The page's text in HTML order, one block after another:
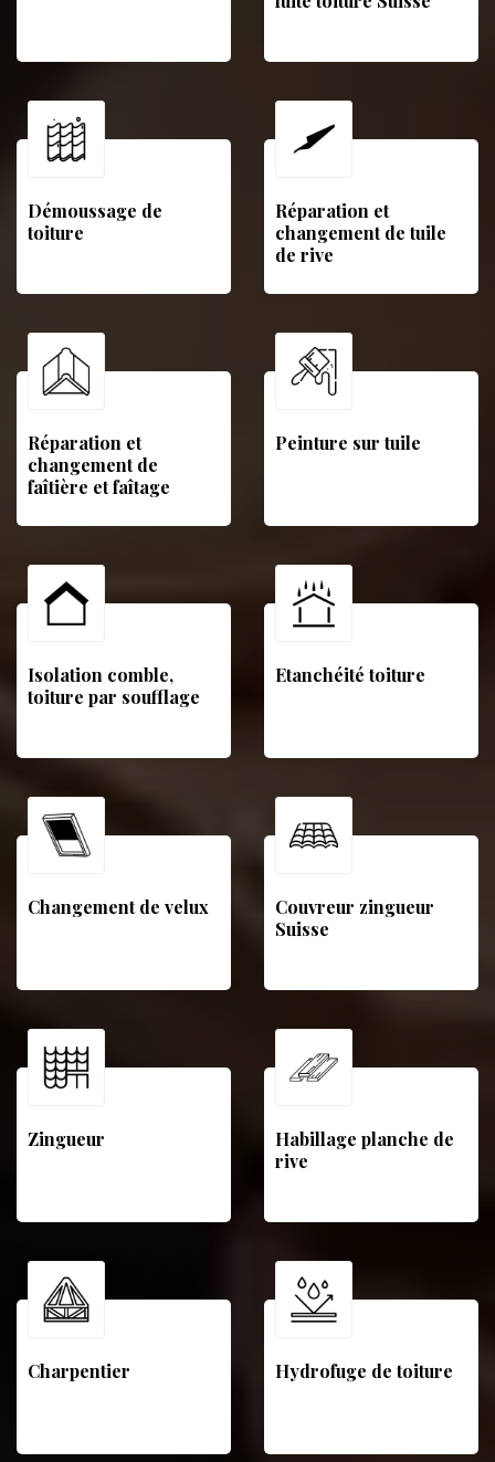
Démoussage de
toiture
Réparation et
changement de tuile
de rive
Réparation et
changement de
faîtière et faîtage
Peinture sur tuile
Isolation comble,
toiture par soufflage
Etanchéité toiture
Changement de velux
Couvreur zingueur
Suisse
Zingueur
Habillage planche de
rive
Charpentier Hydrofuge de toiture